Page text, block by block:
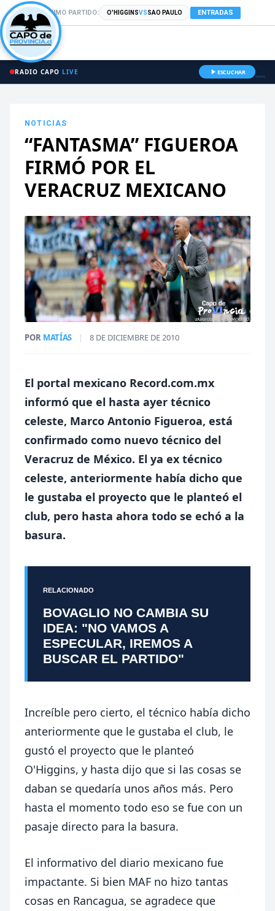
PRÓXIMO PARTIDO: O'HIGGINSVSSAO PAULO ENTRADAS
RADIO CAPO LIVE ESCUCHAR
NOTICIAS
“FANTASMA” FIGUEROA
FIRMÓ POR EL
VERACRUZ MEXICANO
POR MATÍAS | 8 DE DICIEMBRE DE 2010
El portal mexicano Record.com.mx
informó que el hasta ayer técnico
celeste, Marco Antonio Figueroa, está
confirmado como nuevo técnico del
Veracruz de México. El ya ex técnico
celeste, anteriormente había dicho que
le gustaba el proyecto que le planteó el
club, pero hasta ahora todo se echó a la
basura.
RELACIONADO
BOVAGLIO NO CAMBIA SU
IDEA: "NO VAMOS A
ESPECULAR, IREMOS A
BUSCAR EL PARTIDO"
Increíble pero cierto, el técnico había dicho
anteriormente que le gustaba el club, le
gustó el proyecto que le planteó
O'Higgins, y hasta dijo que si las cosas se
daban se quedaría unos años más. Pero
hasta el momento todo eso se fue con un
pasaje directo para la basura.
El informativo del diario mexicano fue
impactante. Si bien MAF no hizo tantas
cosas en Rancagua, se agradece que